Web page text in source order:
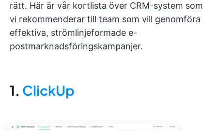
rätt. Här är vår kortlista över CRM-system som
vi rekommenderar till team som vill genomföra
effektiva, strömlinjeformade e-
postmarknadsföringskampanjer.
1. ClickUp